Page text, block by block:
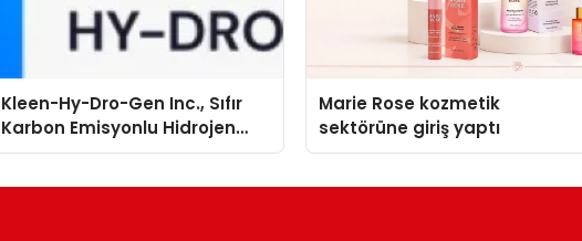
Kleen-Hy-Dro-Gen Inc., Sıfır
Karbon Emisyonlu Hidrojen
Isıtma Teknolojisinde ISO ve
Marie Rose kozmetik
sektörüne giriş yaptı